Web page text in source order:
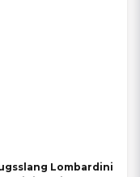
Lombardini